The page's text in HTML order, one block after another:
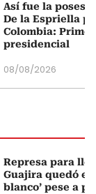
Así fue la
De la Espriella
Colombia:
presidencial
08/08/2026
Represa para
Guajira quedó en
blanco’ pese a